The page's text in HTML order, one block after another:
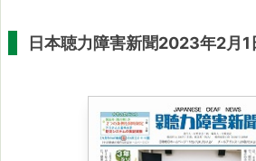
日本聴力障害新聞2023年2月